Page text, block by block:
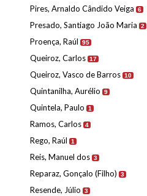
Pires, Arnaldo Cândido Veiga 6
Presado, Santiago João Maria 2
Proença, Raúl 95
Queiroz, Carlos 17
Queiroz, Vasco de Barros 10
Quintanilha, Aurélio 9
Quintela, Paulo 1
Ramos, Carlos 4
Rego, Raúl 1
Reis, Manuel dos 3
Reparaz, Gonçalo (Filho) 3
Resende, Júlio 3